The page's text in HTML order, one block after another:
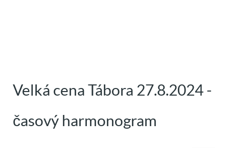
Velká cena Tábora 27.8.2024 -
časový harmonogram